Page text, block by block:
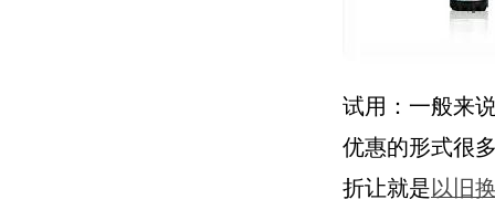
试用：一般来
优惠的形式很
折让就是以旧